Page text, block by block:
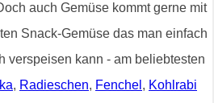
auch Gemüse kommt gerne mit
Snack-Gemüse das man einfach
verspeisen kann - am beliebtesten
, Radieschen, Fenchel , Kohlrabi